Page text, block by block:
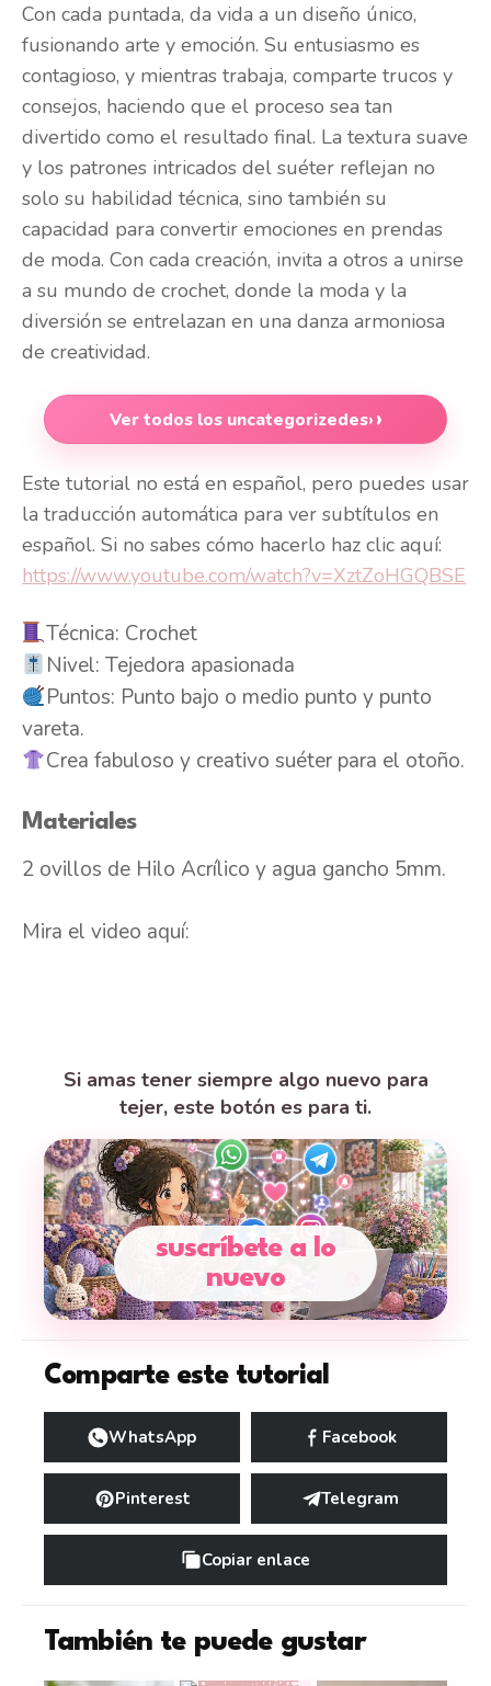
Con cada puntada, da vida a un diseño único,
fusionando arte y emoción. Su entusiasmo es
contagioso, y mientras trabaja, comparte trucos y
consejos, haciendo que el proceso sea tan
divertido como el resultado final. La textura suave
y los patrones intricados del suéter reflejan no
solo su habilidad técnica, sino también su
capacidad para convertir emociones en prendas
de moda. Con cada creación, invita a otros a unirse
a su mundo de crochet, donde la moda y la
diversión se entrelazan en una danza armoniosa
de creatividad.
Ver todos los uncategorizedes›
Este tutorial no está en español, pero puedes usar
la traducción automática para ver subtítulos en
español. Si no sabes cómo hacerlo haz clic aquí:
https://www.youtube.com/watch?v=XztZoHGQBSE
Técnica: Crochet
Nivel: Tejedora apasionada
Puntos: Punto bajo o medio punto y punto
vareta.
Crea fabuloso y creativo suéter para el otoño.
Materiales
2 ovillos de Hilo Acrílico y agua gancho 5mm.
Mira el video aquí:
Si amas tener siempre algo nuevo para
tejer, este botón es para ti.
suscríbete a lo
nuevo
Comparte este tutorial
WhatsApp Facebook
Pinterest Telegram
Copiar enlace
También te puede gustar